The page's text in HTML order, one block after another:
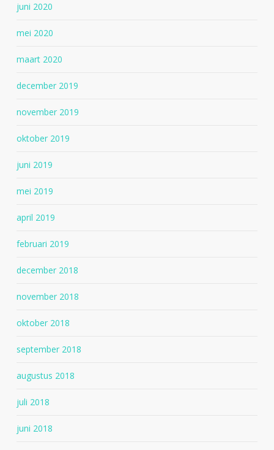
juni 2020
mei 2020
maart 2020
december 2019
november 2019
oktober 2019
juni 2019
mei 2019
april 2019
februari 2019
december 2018
november 2018
oktober 2018
september 2018
augustus 2018
juli 2018
juni 2018